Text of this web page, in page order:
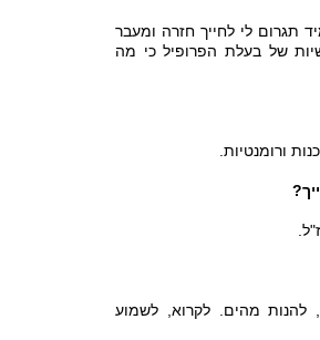
תגרום לי לחייך חזרה ומעבר
של בעלת הפרופיל כי מה
ורומנטיות.
להנות מהים. לקרוא, לשמוע